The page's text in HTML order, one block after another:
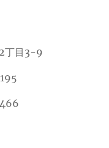
丁目3-9